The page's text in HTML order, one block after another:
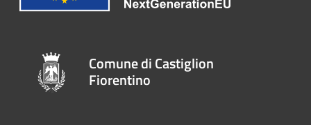
Comune di Castiglion
Fiorentino